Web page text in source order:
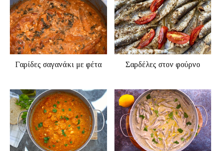
Γαρίδες σαγανάκι με φέτα Σαρδέλες στον φούρνο